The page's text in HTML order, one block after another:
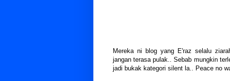
Mereka ni blog yang E'raz selalu
jangan terasa pulak.. Sebab mungkin
jadi bukak kategori silent la.. Peace no